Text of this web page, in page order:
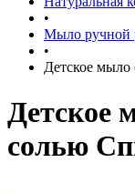
•
Мыло ручной
•
Детское
Детское
солью